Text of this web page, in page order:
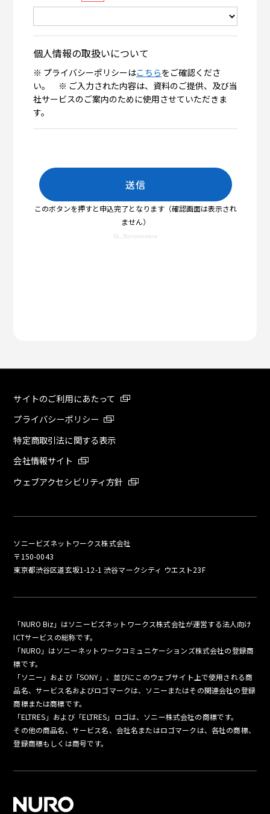
サイトのご利用にあたって
プライバシーポリシー
特定商取引法に関する表示
会社情報サイト
ウェブアクセシビリティ方針
ソニービズネットワークス株式会社
〒150-0043
東京都渋谷区道玄坂1-12-1 渋谷マークシティ ウエスト23F
「NURO Biz」はソニービズネットワークス株式会社が運営する法人向け
ICTサービスの総称です。
「NURO」はソニーネットワークコミュニケーションズ株式会社の登録商
標です。
「ソニー」および「SONY」、並びにこのウェブサイト上で使用される商
品名、サービス名およびロゴマークは、ソニーまたはその関連会社の登録
商標または商標です。
「ELTRES」および「ELTRES」ロゴは、ソニー株式会社の商標です。
その他の商品名、サービス名、会社名またはロゴマークは、各社の商標、
登録商標もしくは商号です。